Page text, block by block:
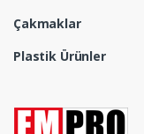
Çakmaklar
Plastik Ürünler